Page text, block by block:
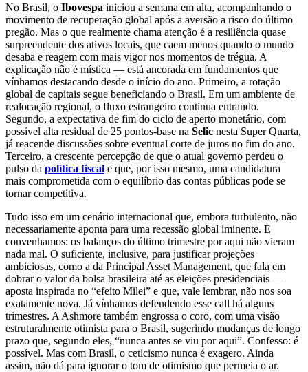
No Brasil, o Ibovespa iniciou a semana em alta, acompanhando o
movimento de recuperação global após a aversão a risco do último
pregão. Mas o que realmente chama atenção é a resiliência quase
surpreendente dos ativos locais, que caem menos quando o mundo
desaba e reagem com mais vigor nos momentos de trégua. A
explicação não é mística — está ancorada em fundamentos que
vínhamos destacando desde o início do ano. Primeiro, a rotação
global de capitais segue beneficiando o Brasil. Em um ambiente de
realocação regional, o fluxo estrangeiro continua entrando.
Segundo, a expectativa de fim do ciclo de aperto monetário, com
possível alta residual de 25 pontos-base na Selic nesta Super Quarta,
já reacende discussões sobre eventual corte de juros no fim do ano.
Terceiro, a crescente percepção de que o atual governo perdeu o
pulso da política fiscal e que, por isso mesmo, uma candidatura
mais comprometida com o equilíbrio das contas públicas pode se
tornar competitiva.
Tudo isso em um cenário internacional que, embora turbulento, não
necessariamente aponta para uma recessão global iminente. E
convenhamos: os balanços do último trimestre por aqui não vieram
nada mal. O suficiente, inclusive, para justificar projeções
ambiciosas, como a da Principal Asset Management, que fala em
dobrar o valor da bolsa brasileira até as eleições presidenciais —
aposta inspirada no “efeito Milei” e que, vale lembrar, não nos soa
exatamente nova. Já vínhamos defendendo esse call há alguns
trimestres. A Ashmore também engrossa o coro, com uma visão
estruturalmente otimista para o Brasil, sugerindo mudanças de longo
prazo que, segundo eles, “nunca antes se viu por aqui”. Confesso: é
possível. Mas com Brasil, o ceticismo nunca é exagero. Ainda
assim, não dá para ignorar o tom de otimismo que permeia o ar.